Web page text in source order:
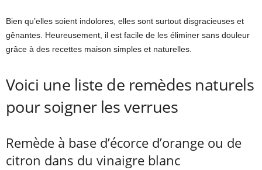
Bien qu’elles soient indolores, elles sont surtout disgracieuses et
gênantes. Heureusement, il est facile de les éliminer sans douleur
grâce à des recettes maison simples et naturelles.
Voici une liste de remèdes naturels
pour soigner les verrues
Remède à base d’écorce d’orange ou de
citron dans du vinaigre blanc